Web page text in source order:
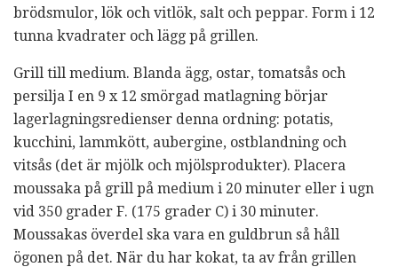
brödsmulor, lök och vitlök, salt och peppar. Form i 12
tunna kvadrater och lägg på grillen.
Grill till medium. Blanda ägg, ostar, tomatsås och
persilja I en 9 x 12 smörgad matlagning börjar
lagerlagningsredienser denna ordning: potatis,
kucchini, lammkött, aubergine, ostblandning och
vitsås (det är mjölk och mjölsprodukter). Placera
moussaka på grill på medium i 20 minuter eller i ugn
vid 350 grader F. (175 grader C) i 30 minuter.
Moussakas överdel ska vara en guldbrun så håll
ögonen på det. När du har kokat, ta av från grillen